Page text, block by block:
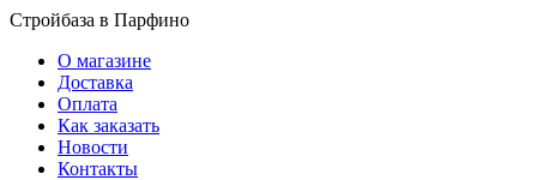
Стройбаза в Парфино
О магазине
Доставка
Оплата
Как заказать
Новости
Контакты